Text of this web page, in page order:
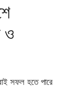
ও
সফল হতে পারে